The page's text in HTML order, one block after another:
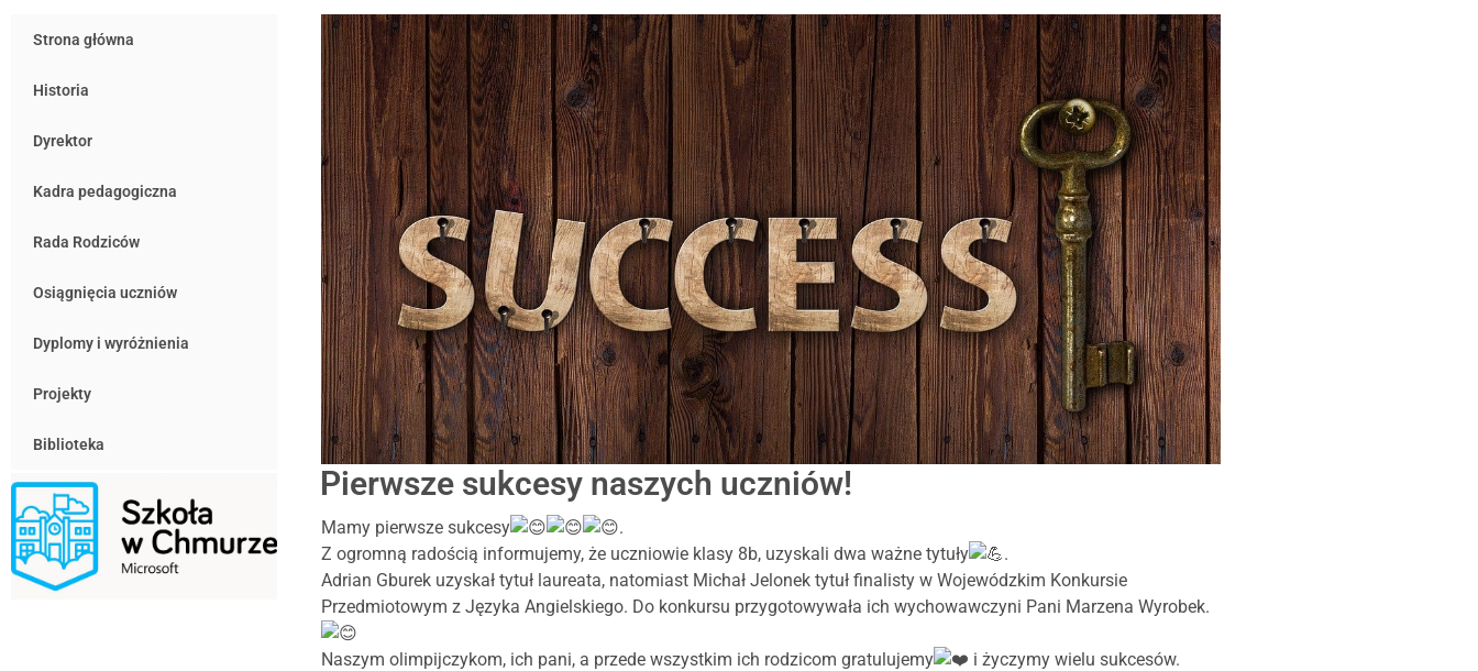
Strona główna
Historia
Dyrektor
Kadra pedagogiczna
Rada Rodziców
Osiągnięcia uczniów
Dyplomy i wyróżnienia
Projekty
Biblioteka
Pierwsze sukcesy naszych uczniów!
Mamy pierwsze sukcesy
.
Z ogromną radością informujemy, że uczniowie klasy 8b, uzyskali dwa ważne tytuły
.
Adrian Gburek uzyskał tytuł laureata, natomiast Michał Jelonek tytuł finalisty w Wojewódzkim Konkursie
Przedmiotowym z Języka Angielskiego. Do konkursu przygotowywała ich wychowawczyni Pani Marzena Wyrobek.
Naszym olimpijczykom, ich pani, a przede wszystkim ich rodzicom gratulujemy i życzymy wielu sukcesów.